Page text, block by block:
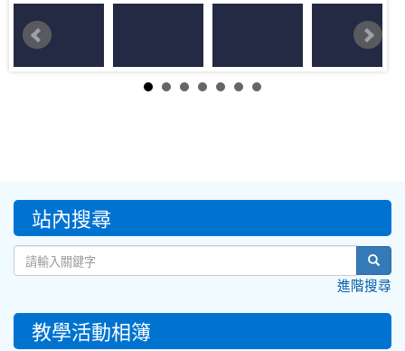
::: 站內搜尋
進階搜尋
教學活動相簿